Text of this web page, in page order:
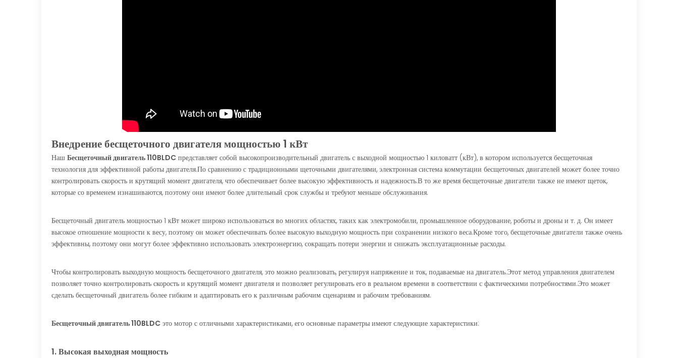
Внедрение бесщеточного двигателя мощностью 1 кВт
Наш Бесщеточный двигатель 110BLDC представляет собой высокопроизводительный двигатель с выходной мощностью 1 киловатт (кВт), в котором используется бесщеточная
технология для эффективной работы двигателя.По сравнению с традиционными щеточными двигателями, электронная система коммутации бесщеточных двигателей может более точно
контролировать скорость и крутящий момент двигателя, что обеспечивает более высокую эффективность и надежность.В то же время бесщеточные двигатели также не имеют щеток,
которые со временем изнашиваются, поэтому они имеют более длительный срок службы и требуют меньше обслуживания.
Бесщеточный двигатель мощностью 1 кВт может широко использоваться во многих областях, таких как электромобили, промышленное оборудование, роботы и дроны и т. д. Он имеет
высокое отношение мощности к весу, поэтому он может обеспечивать более высокую выходную мощность при сохранении низкого веса.Кроме того, бесщеточные двигатели также очень
эффективны, поэтому они могут более эффективно использовать электроэнергию, сокращать потери энергии и снижать эксплуатационные расходы.
Чтобы контролировать выходную мощность бесщеточного двигателя, это можно реализовать, регулируя напряжение и ток, подаваемые на двигатель.Этот метод управления двигателем
позволяет точно контролировать скорость и крутящий момент двигателя и позволяет регулировать его в реальном времени в соответствии с фактическими потребностями.Это может
сделать бесщеточный двигатель более гибким и адаптировать его к различным рабочим сценариям и рабочим требованиям.
Бесщеточный двигатель 110BLDC это мотор с отличными характеристиками, его основные параметры имеют следующие характеристики:
1. Высокая выходная мощность